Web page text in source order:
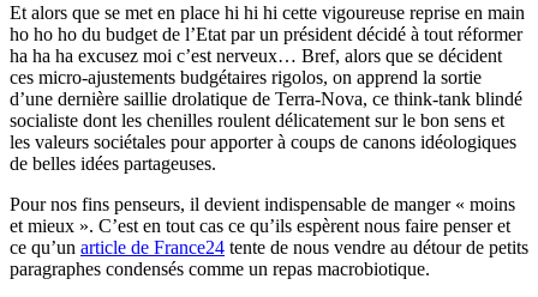
Et alors que se met en place hi hi hi cette vigoureuse reprise en main
ho ho ho du budget de l’Etat par un président décidé à tout réformer
ha ha ha excusez moi c’est nerveux… Bref, alors que se décident
ces micro-ajustements budgétaires rigolos, on apprend la sortie
d’une dernière saillie drolatique de Terra-Nova, ce think-tank blindé
socialiste dont les chenilles roulent délicatement sur le bon sens et
les valeurs sociétales pour apporter à coups de canons idéologiques
de belles idées partageuses.
Pour nos fins penseurs, il devient indispensable de manger « moins
et mieux ». C’est en tout cas ce qu’ils espèrent nous faire penser et
ce qu’un article de France24 tente de nous vendre au détour de petits
paragraphes condensés comme un repas macrobiotique.